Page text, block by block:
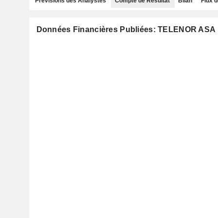
Données Financières Publiées: TELENOR ASA